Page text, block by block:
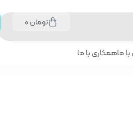
تومان
ماهمکاری با ما